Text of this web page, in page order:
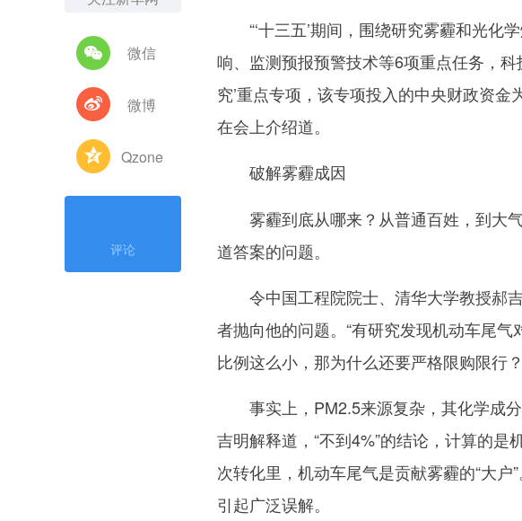
微信
微博
Qzone
评论
“‘十三五’期间，围绕研究雾霾和光化
响、监测预报预警技术等6项重点任务，
究’重点专项，该专项投入的中央财政资
在会上介绍道。
破解雾霾成因
雾霾到底从哪来？从普通百姓，到大
道答案的问题。
令中国工程院院士、清华大学教授郝
者抛向他的问题。“有研究发现机动车尾
比例这么小，那为什么还要严格限购限行
事实上，PM2.5来源复杂，其化学成分
吉明解释道，“不到4%”的结论，计算的
次转化里，机动车尾气是贡献雾霾的“大户
引起广泛误解。